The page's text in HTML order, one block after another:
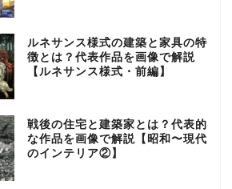
ルネサンス様式の建築と家具の特
徴とは？代表作品を画像で解説
【ルネサンス様式・前編】
戦後の住宅と建築家とは？代表的
な作品を画像で解説【昭和〜現代
のインテリア②】